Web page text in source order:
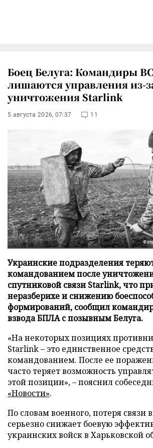
Боец Белуга: Командиры
лишаются управления из-
уничтожения Starlink
5 августа 2026, 07:37 11
Украинские подразделения
командованием после
спутниковой связи Starlink, что
неразберихе и снижению
формирований, сообщил командир
взвода БПЛА с позывным Белуга.
«На некоторых позициях
Starlink – это единственное
командованием. После ее
часто теряет возможность
этой позиции», – пояснил
«Новости».
По словам военного, потеря связи
серьезно снижает боевую
украинских войск в Харьковской